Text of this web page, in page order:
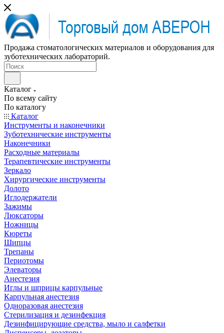
Продажа стоматологических материалов и оборудования для
зуботехнических лабораторий.
Каталог
По всему сайту
По каталогу
Каталог
Инструменты и наконечники
Зуботехнические инструменты
Наконечники
Расходные материалы
Терапевтические инструменты
Зеркало
Хирургические инструменты
Долото
Иглодержатели
Зажимы
Люксаторы
Ножницы
Кюреты
Шипцы
Трепаны
Периотомы
Элеваторы
Анестезия
Иглы и шприцы карпульные
Карпульная анестезия
Одноразовая анестезия
Стерилизация и дезинфекция
Дезинфицирующие средства, мыло и салфетки